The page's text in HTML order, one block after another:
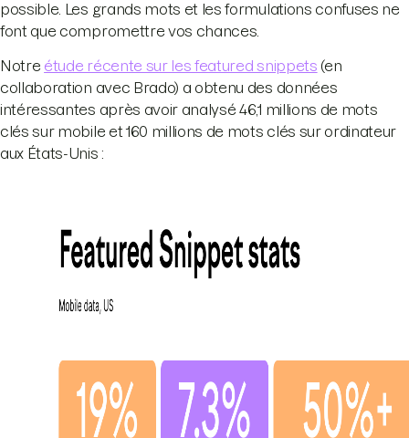
possible. Les grands mots et les formulations confuses ne
font que compromettre vos chances.
Notre étude récente sur les featured snippets (en
collaboration avec Brado) a obtenu des données
intéressantes après avoir analysé 46,1 millions de mots
clés sur mobile et 160 millions de mots clés sur ordinateur
aux États-Unis :